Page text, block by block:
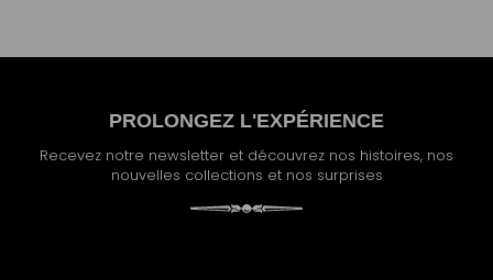
PROLONGEZ L'EXPÉRIENCE
Recevez notre newsletter et découvrez nos histoires, nos
nouvelles collections et nos surprises